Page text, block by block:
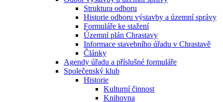
Struktura odboru
Historie odboru výstavby a územní správy
Formuláře ke stažení
Územní plán Chrastavy
Informace stavebního úřadu v Chrastavě
Články
Agendy úřadu a příslušné formuláře
Společenský klub
Historie
Kulturní činnost
Knihovna